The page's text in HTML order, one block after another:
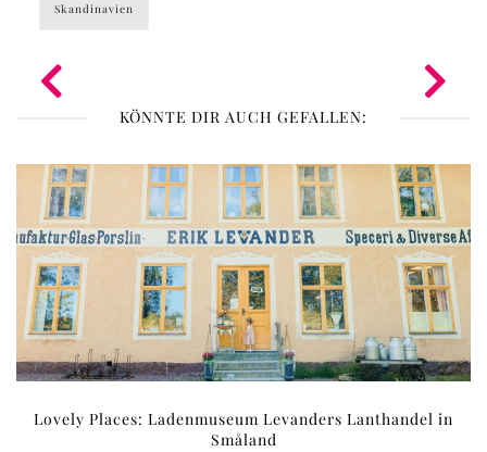
Skandinavien
KÖNNTE DIR AUCH GEFALLEN:
Lovely Places: Ladenmuseum Levanders Lanthandel in
Småland